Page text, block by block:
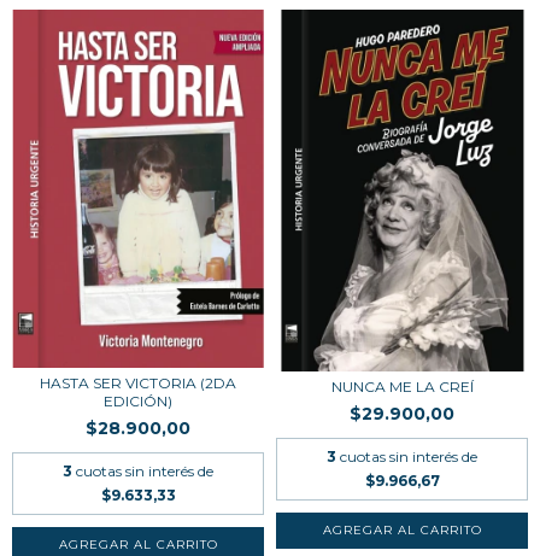
HASTA SER VICTORIA (2DA
EDICIÓN)
$28.900,00
3 cuotas sin interés de
$9.633,33
NUNCA ME LA CREÍ
$29.900,00
3 cuotas sin interés de
$9.966,67